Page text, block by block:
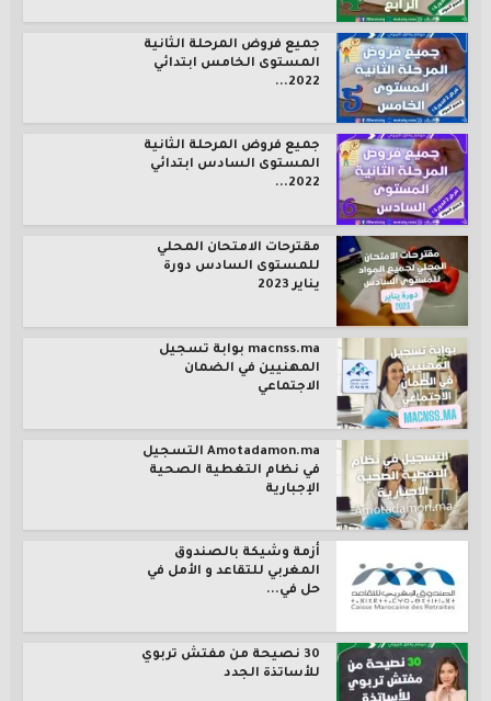
جميع فروض المرحلة الثانية
المستوى الخامس ابتدائي
2022...
جميع فروض المرحلة الثانية
المستوى السادس ابتدائي
2022...
مقترحات الامتحان المحلي
للمستوى السادس دورة
يناير 2023
macnss.ma بوابة تسجيل
المهنيين في الضمان
الاجتماعي
Amotadamon.ma التسجيل
في نظام التغطية الصحية
الإجبارية
أزمة وشيكة بالصندوق
المغربي للتقاعد و الأمل في
حل في...
30 نصيحة من مفتش تربوي
للأساتذة الجدد